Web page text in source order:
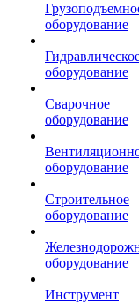
оборудование
оборудование
Сварочное
оборудование
оборудование
Строительное
оборудование
оборудование
Инструмент